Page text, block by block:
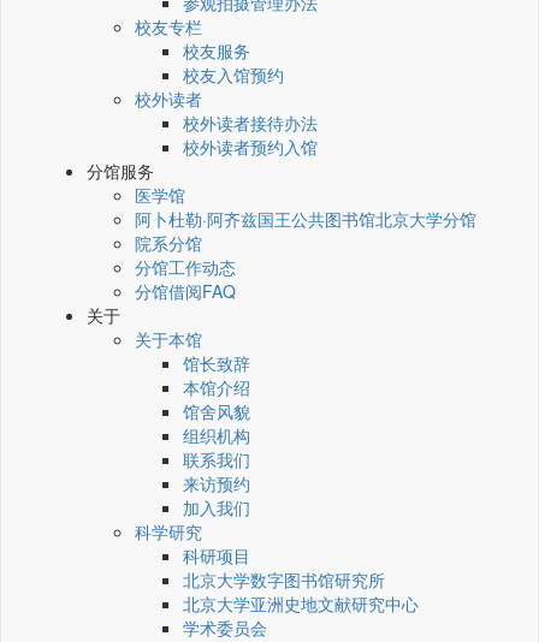
校友专栏
校友服务
校友入馆预约
校外读者
校外读者接待办法
校外读者预约入馆
分馆服务
医学馆
阿卜杜勒·阿齐兹国王公共图书馆北京大学分馆
院系分馆
分馆工作动态
分馆借阅FAQ
关于
关于本馆
馆长致辞
本馆介绍
馆舍风貌
组织机构
联系我们
来访预约
加入我们
科学研究
科研项目
北京大学数字图书馆研究所
北京大学亚洲史地文献研究中心
学术委员会